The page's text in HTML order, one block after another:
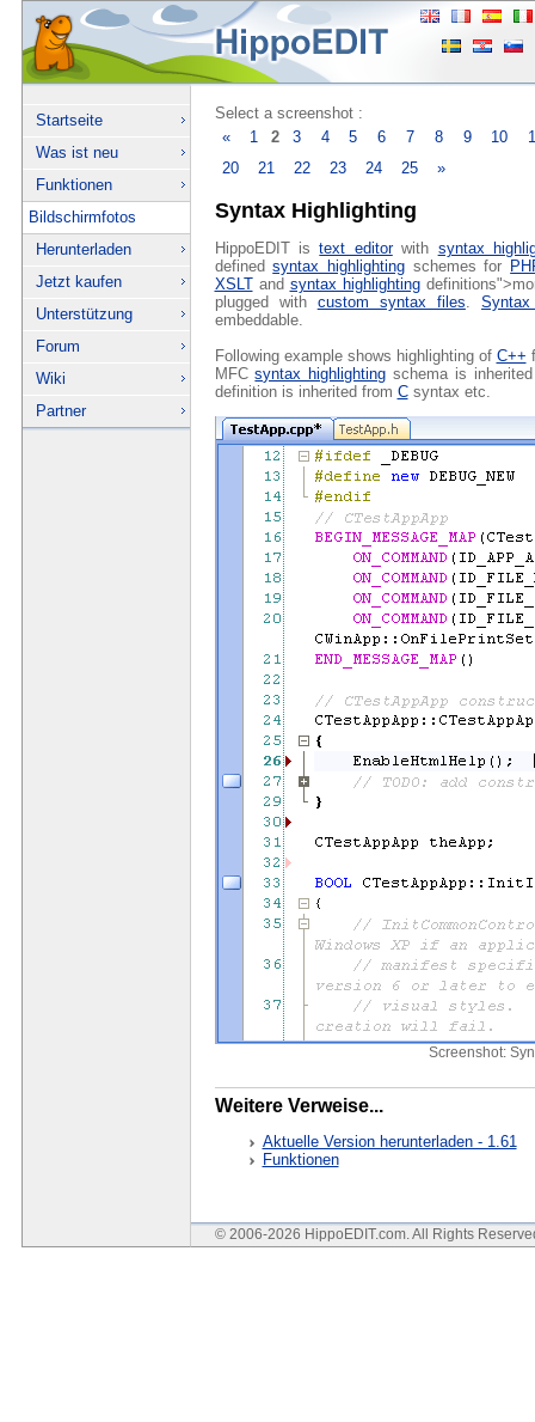
Startseite
Was ist neu
Funktionen
Bildschirmfotos
Herunterladen
Jetzt kaufen
Unterstützung
Forum
Wiki
Partner
Select a screenshot :
«
1 2 3 4 5 6 7 8 9 10
20
21 22 23 24 25 »
Syntax Highlighting
HippoEDIT istext editorwith syntax
definedsyntax highlightingschemes for
XSLTand syntax highlighting
plugged with custom syntax files.Syntax
embeddable.
Following example shows highlighting of C++
MFCsyntax highlighting schema is
definition is inherited from Csyntax etc.
Screenshot:
Weitere Verweise...
Aktuelle Version herunterladen - 1.61
Funktionen
© 2006-2026 HippoEDIT.com. All Rights